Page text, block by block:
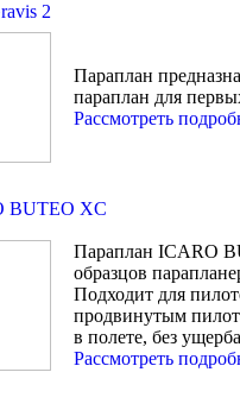
2
Параплан
параплан для
Рассмотреть
BUTEO XC
Параплан ICARO
образцов
Подходит для
продвинутым
в полете, без
Рассмотреть